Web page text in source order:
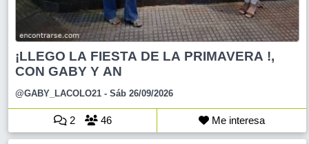
¡LLEGO LA FIESTA DE LA PRIMAVERA !,
CON GABY Y AN
@GABY_LACOLO21 - Sáb 26/09/2026
2 46 Me interesa